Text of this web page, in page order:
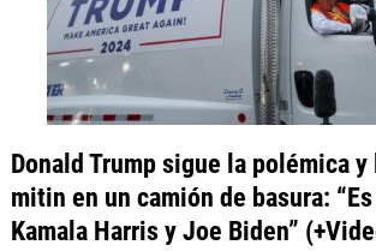
Donald Trump sigue la polémica y
mitin en un camión de basura:
Kamala Harris y Joe Biden”